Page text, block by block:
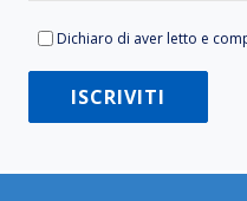
Dichiaro di aver letto e